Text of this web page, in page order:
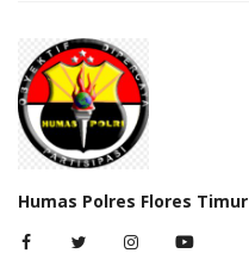
Humas Polres Flores Timur